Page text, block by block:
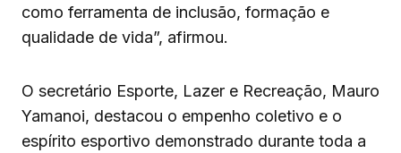
como ferramenta de inclusão, formação e
qualidade de vida”, afirmou.
O secretário Esporte, Lazer e Recreação, Mauro
Yamanoi, destacou o empenho coletivo e o
espírito esportivo demonstrado durante toda a